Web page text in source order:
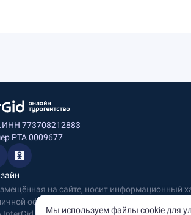
ИНН 773708212883
РТА 0009677
на сайте, носит информационный
офертой.
Мы используем файлы cookie для